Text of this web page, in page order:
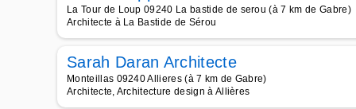
La Tour de Loup 09240 La bastide de serou (à 7 km de Gabre)
Architecte à La Bastide de Sérou
Sarah Daran Architecte
Monteillas 09240 Allieres (à 7 km de Gabre)
Architecte, Architecture design à Allières